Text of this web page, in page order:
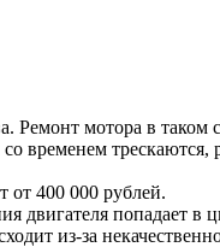
мотора в таком
временем трескаются,
от 400 000 рублей.
двигателя попадает
из-за